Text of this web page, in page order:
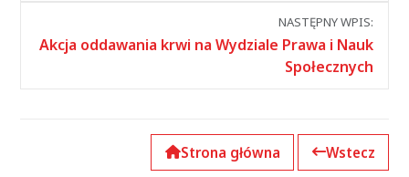
NASTĘPNY WPIS:
Akcja oddawania krwi na Wydziale Prawa i Nauk
Społecznych
Strona główna Wstecz